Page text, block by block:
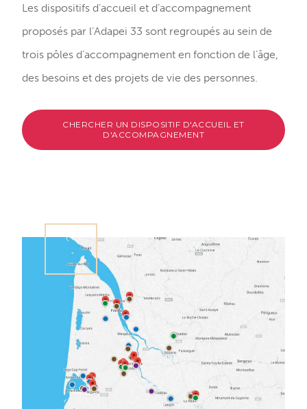
Les dispositifs d’accueil et d’accompagnement
proposés par l’Adapei 33 sont regroupés au sein de
trois pôles d’accompagnement en fonction de l’âge,
des besoins et des projets de vie des personnes.
CHERCHER UN DISPOSITIF D'ACCUEIL ET
D'ACCOMPAGNEMENT